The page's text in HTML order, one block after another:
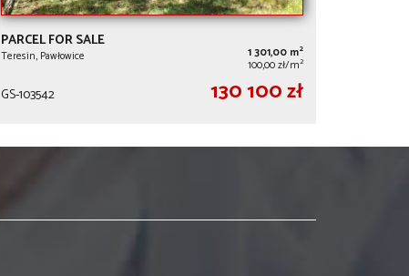
PARCEL FOR SALE
Teresin, Pawłowice 1 301,00 m2
100,00 zł/m2
GS-103542 130 100 zł